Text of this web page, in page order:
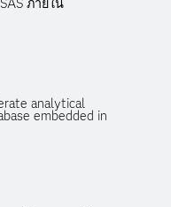
ภายใน
analytical
embedded in